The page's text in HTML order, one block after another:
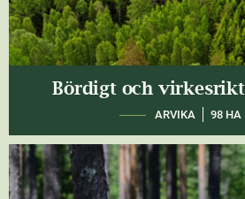
Bördigt och
ARVIKA 98 HA